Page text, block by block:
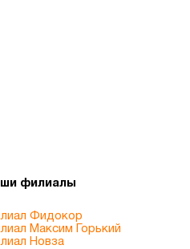
филиалы
Фидокор
Максим Горький
Новза